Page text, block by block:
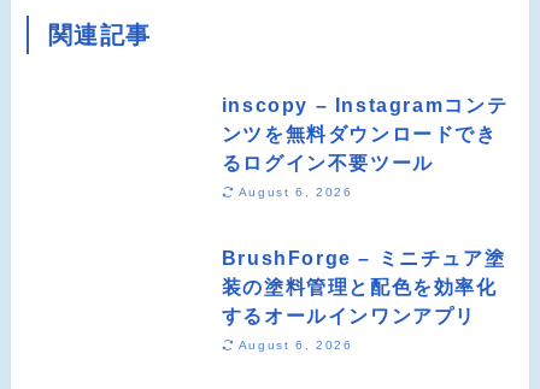
関連記事
inscopy – Instagramコンテ
ンツを無料ダウンロードでき
るログイン不要ツール
August 6, 2026
BrushForge – ミニチュア塗
装の塗料管理と配色を効率化
するオールインワンアプリ
August 6, 2026